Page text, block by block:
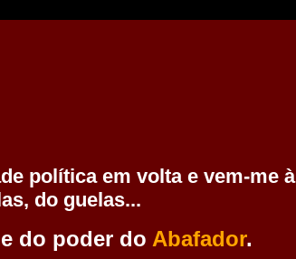
política em volta e vem-me à
do guelas...
do poder do Abafador.